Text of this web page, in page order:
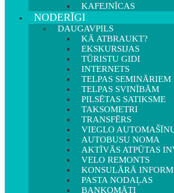
KAFEJNĪCAS
NODERĪGI
DAUGAVPILS
KĀ ATBRAUKT?
EKSKURSIJAS
TŪRISTU GIDI
INTERNETS
TELPAS
TELPAS SVINĪBĀM
PILSĒTAS SATIKSME
TAKSOMETRI
TRANSFĒRS
VIEGLO
AUTOBUSU NOMA
AKTĪVĀS ATPŪTAS
VELO REMONTS
KONSULĀRĀ
PASTA NODAĻAS
BANKOMĀTI